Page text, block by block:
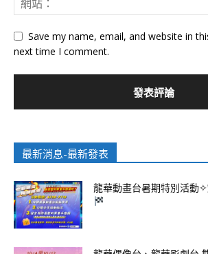
Save my name, email, and website in
next time I comment.
最新消息-最新發表
龍華動畫台暑期特別活動